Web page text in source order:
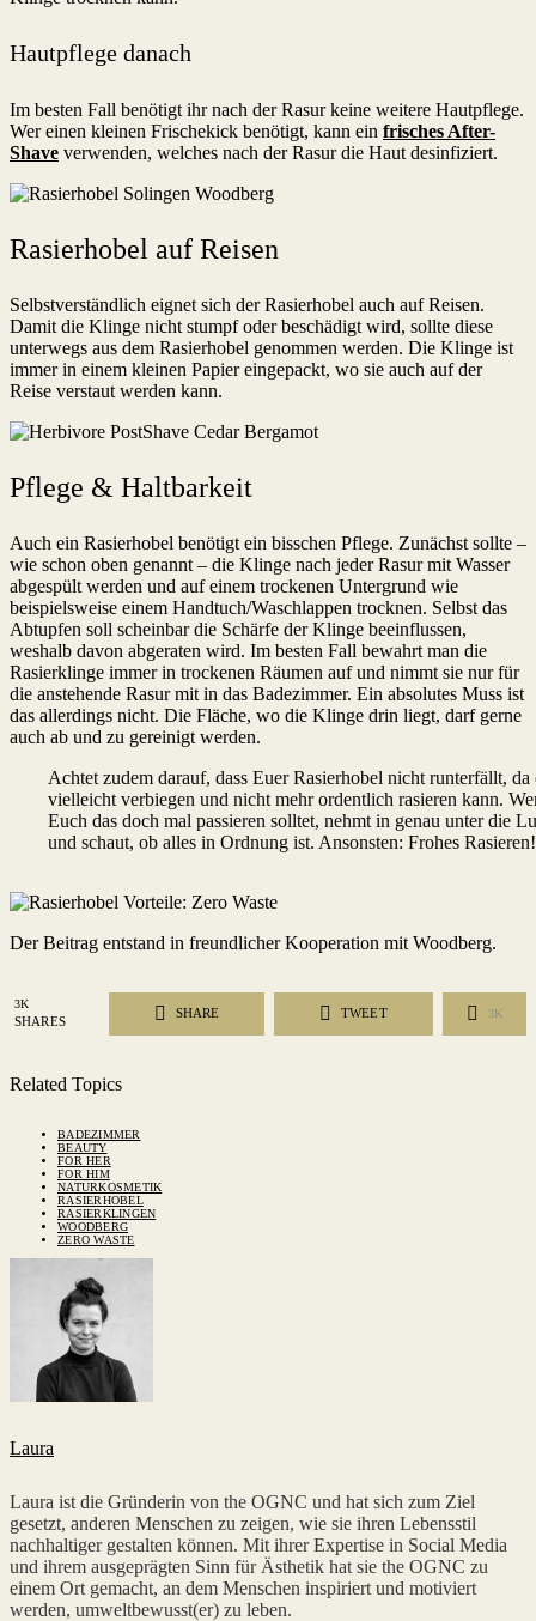
Hautpflege danach
Im besten Fall benötigt ihr nach der Rasur keine weitere Hautpflege.
Wer einen kleinen Frischekick benötigt, kann ein frisches After-
Shave verwenden, welches nach der Rasur die Haut desinfiziert.
Rasierhobel auf Reisen
Selbstverständlich eignet sich der Rasierhobel auch auf Reisen.
Damit die Klinge nicht stumpf oder beschädigt wird, sollte diese
unterwegs aus dem Rasierhobel genommen werden. Die Klinge ist
immer in einem kleinen Papier eingepackt, wo sie auch auf der
Reise verstaut werden kann.
Pflege & Haltbarkeit
Auch ein Rasierhobel benötigt ein bisschen Pflege. Zunächst sollte –
wie schon oben genannt – die Klinge nach jeder Rasur mit Wasser
abgespült werden und auf einem trockenen Untergrund wie
beispielsweise einem Handtuch/Waschlappen trocknen. Selbst das
Abtupfen soll scheinbar die Schärfe der Klinge beeinflussen,
weshalb davon abgeraten wird. Im besten Fall bewahrt man die
Rasierklinge immer in trockenen Räumen auf und nimmt sie nur für
die anstehende Rasur mit in das Badezimmer. Ein absolutes Muss ist
das allerdings nicht. Die Fläche, wo die Klinge drin liegt, darf gerne
auch ab und zu gereinigt werden.
Achtet zudem darauf, dass Euer Rasierhobel nicht runterfällt, da
vielleicht verbiegen und nicht mehr ordentlich rasieren kann.
Euch das doch mal passieren solltet, nehmt in genau unter die
und schaut, ob alles in Ordnung ist. Ansonsten: Frohes Rasieren!
Der Beitrag entstand in freundlicher Kooperation mit Woodberg.
3K
SHARES
SHARE TWEET 3K
Related Topics
BADEZIMMER
BEAUTY
FOR HER
FOR HIM
NATURKOSMETIK
RASIERHOBEL
RASIERKLINGEN
WOODBERG
ZERO WASTE
Laura
Laura ist die Gründerin von the OGNC und hat sich zum Ziel
gesetzt, anderen Menschen zu zeigen, wie sie ihren Lebensstil
nachhaltiger gestalten können. Mit ihrer Expertise in Social Media
und ihrem ausgeprägten Sinn für Ästhetik hat sie the OGNC zu
einem Ort gemacht, an dem Menschen inspiriert und motiviert
werden, umweltbewusst(er) zu leben.